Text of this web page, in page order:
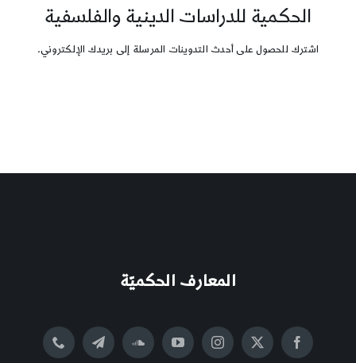
الحكمية للدراسات الدينية والفلسفية
اشترك للحصول على أحدث التدوينات المرسلة إلى بريدك الإلكتروني.
المعارف الحكميّة